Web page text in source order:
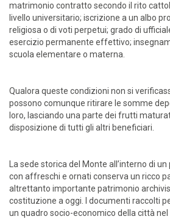
matrimonio contratto secondo il rito
livello universitario; iscrizione a un albo
religiosa o di voti perpetui; grado di
esercizio permanente effettivo;
scuola elementare o materna.
Qualora queste condizioni non si
possono comunque ritirare le somme
loro, lasciando una parte dei frutti
disposizione di tutti gli altri beneficiari.
La sede storica del Monte all’interno di
con affreschi e ornati conserva un ricco
altrettanto importante patrimonio
costituzione a oggi. I documenti raccolti
un quadro socio-economico della città